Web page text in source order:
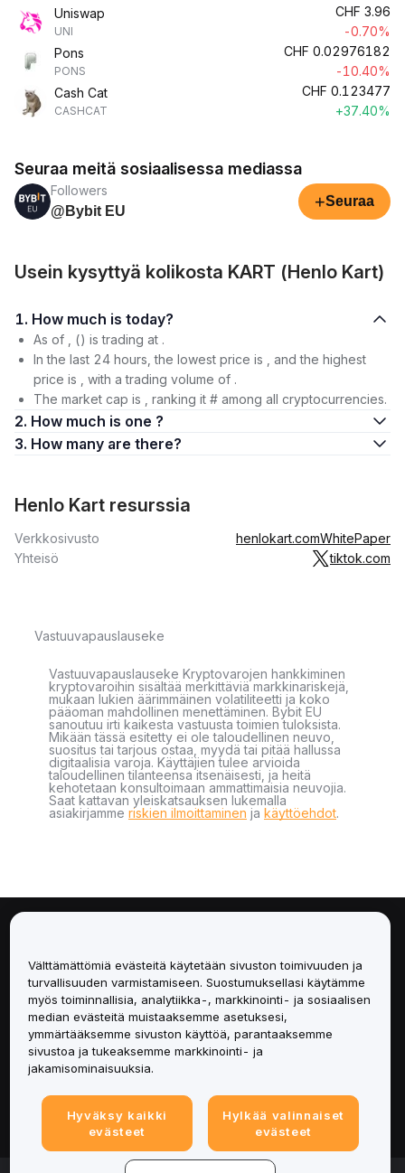
Uniswap
UNI
CHF 3.96
-0.70%
Pons
PONS
CHF 0.02976182
-10.40%
Cash Cat
CASHCAT
CHF 0.123477
+37.40%
Seuraa meitä sosiaalisessa mediassa
Followers
@Bybit EU
+Seuraa
Usein kysyttyä kolikosta KART (Henlo Kart)
1. How much is today?
As of , () is trading at .
In the last 24 hours, the lowest price is , and the highest
price is , with a trading volume of .
The market cap is , ranking it # among all cryptocurrencies.
2. How much is one ?
3. How many are there?
Henlo Kart resurssia
Verkkosivusto henlokart.comWhitePaper
Yhteisö
tiktok.com
Vastuuvapauslauseke
Vastuuvapauslauseke Kryptovarojen hankkiminen
kryptovaroihin sisältää merkittäviä markkinariskejä,
mukaan lukien äärimmäinen volatiliteetti ja koko
pääoman mahdollinen menettäminen. Bybit EU
sanoutuu irti kaikesta vastuusta toimien tuloksista.
Mikään tässä esitetty ei ole taloudellinen neuvo,
suositus tai tarjous ostaa, myydä tai pitää hallussa
digitaalisia varoja. Käyttäjien tulee arvioida
taloudellinen tilanteensa itsenäisesti, ja heitä
kehotetaan konsultoimaan ammattimaisia neuvojia.
Saat kattavan yleiskatsauksen lukemalla
asiakirjamme riskien ilmoittaminen ja käyttöehdot.
Palvelut
Tuki
Tuotteet
Lakiasiat
Välttämättömiä evästeitä käytetään sivuston toimivuuden ja
turvallisuuden varmistamiseen. Suostumuksellasi käytämme
myös toiminnallisia, analytiikka-, markkinointi- ja sosiaalisen
median evästeitä muistaaksemme asetuksesi,
ymmärtääksemme sivuston käyttöä, parantaaksemme
sivustoa ja tukeaksemme markkinointi- ja
jakamisominaisuuksia.
Hyväksy kaikki
evästeet
Hylkää valinnaiset
evästeet